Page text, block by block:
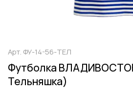
Арт. ФУ-14-56-ТЕЛ
Футболка
Тельняшка)